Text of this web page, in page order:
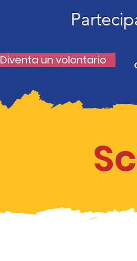
Diventa un volontario